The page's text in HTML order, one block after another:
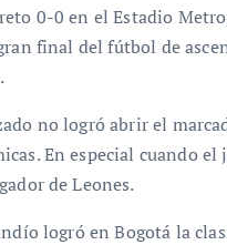
0-0 en el Estadio
final del fútbol de
no logró abrir el
En especial cuando
de Leones.
logró en Bogotá la